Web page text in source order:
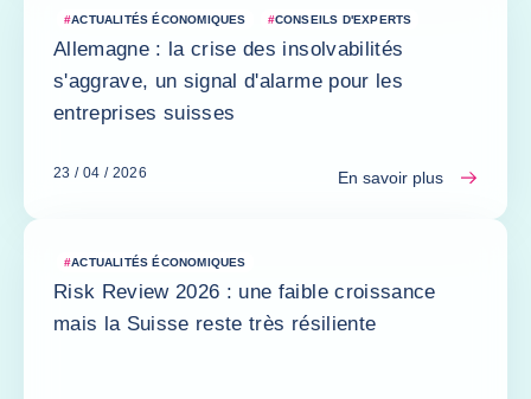
#ACTUALITÉS ÉCONOMIQUES #CONSEILS D'EXPERTS
Allemagne : la crise des insolvabilités
s'aggrave, un signal d'alarme pour les
entreprises suisses
23 / 04 / 2026 En savoir plus
#ACTUALITÉS ÉCONOMIQUES
Risk Review 2026 : une faible croissance
mais la Suisse reste très résiliente